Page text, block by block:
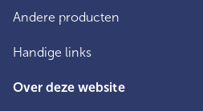
Andere producten
Handige links
Over deze website